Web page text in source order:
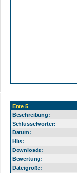
Ente 5
Beschreibung:
Schlüsselwörter:
Datum:
Hits:
Downloads:
Bewertung:
Dateigröße: